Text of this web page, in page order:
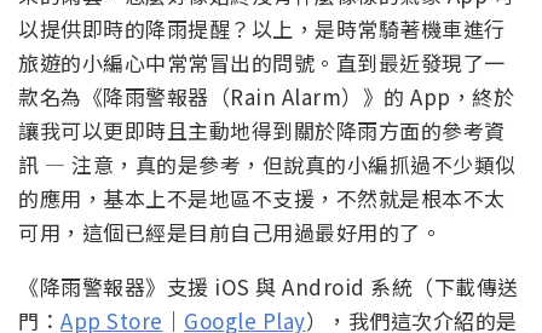
的應用，基本上不是地區不支援，不然就是根本不太
可用，這個已經是目前自己用過最好用的了。
《降雨警報器》支援 iOS 與 Android 系統（下載傳送
門：App Store｜Google Play），我們這次介紹的是
免費版本，也有直接把 in-App 購買選項加入的付費版
本（降雨警報器 XT），全部功能購買約需 NT$170：